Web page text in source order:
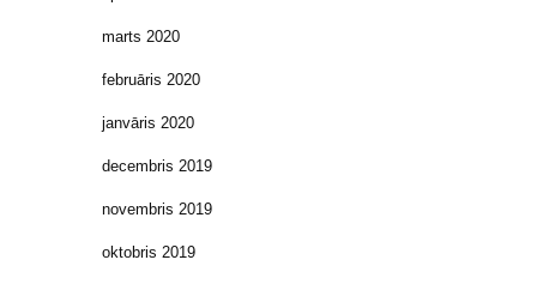
marts 2020
februāris 2020
janvāris 2020
decembris 2019
novembris 2019
oktobris 2019